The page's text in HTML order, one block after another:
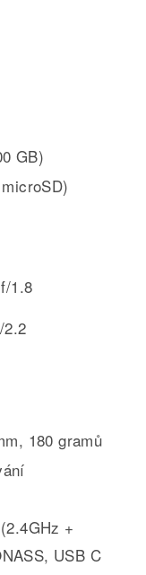
GB)
1.8
180 gramů
+
USB C